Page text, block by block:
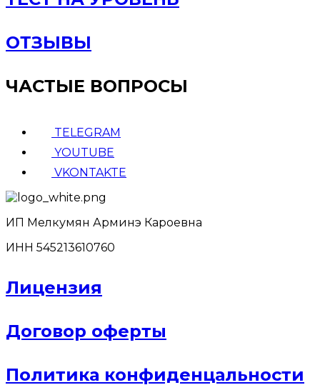
ОТЗЫВЫ
ЧАСТЫЕ ВОПРОСЫ
TELEGRAM
YOUTUBE
VKONTAKTE
ИП Мелкумян Арминэ Кароевна
ИНН 545213610760
Лицензия
Договор оферты
Политика конфиденцальности